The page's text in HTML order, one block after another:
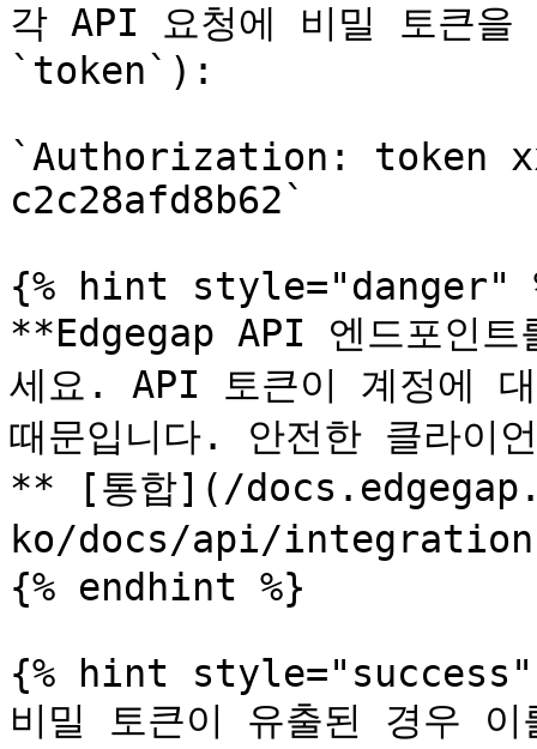
각 API 요청에 비밀 토큰을
`token`):
`Authorization: token
c2c28afd8b62`
{% hint style="danger"
**Edgegap API 엔드포인트
세요. API 토큰이 계정에
때문입니다. 안전한 클라이
** [통합](/
ko/docs/api/
{% endhint %}
{% hint style="success"
비밀 토큰이 유출된 경우